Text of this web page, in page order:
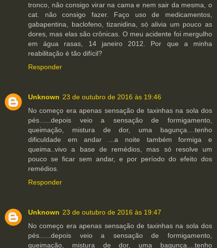
tronco, não consigo virar na cama e nem sair da mesma, o
cat. não consigo fazer. Faço uso de medicamentos,
gabapentina, baclofeno, tizanidina, só alivia um pouco as
dores, mas elas são crônicas. O meu acidente foi mergulho
em água rasas, 14 janeiro 2012. Por que a minha
reabilitação é tão difícil?
Responder
Unknown 23 de outubro de 2016 às 19:46
No começo era apenas sensação de taxinhas na sola dos
pés......depois veio a sensação de formigamento,
queimação, mistura de dor, uma bagunça....tenho
dificuldade em andar ...a noite também formiga e
queima..vivo a base de remédios, mas só resolve um
pouco se ficar sem andar, e por período do efeito dos
remédios.
Responder
Unknown 23 de outubro de 2016 às 19:47
No começo era apenas sensação de taxinhas na sola dos
pés......depois veio a sensação de formigamento,
queimação, mistura de dor, uma bagunça....tenho